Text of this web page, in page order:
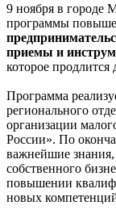
9 ноября в городе
программы
приемы и
которое продлится
Программа
регионального
организации
России». По
важнейшие
собственного
повышении
новых